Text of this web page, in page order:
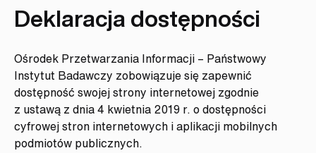
Deklaracja dostępności
Ośrodek Przetwarzania Informacji – Państwowy
Instytut Badawczy zobowiązuje się zapewnić
dostępność swojejstrony internetowej zgodnie
z ustawą z dnia 4 kwietnia 2019 r. o dostępności
cyfrowej stron internetowych i aplikacji mobilnych
podmiotów publicznych.